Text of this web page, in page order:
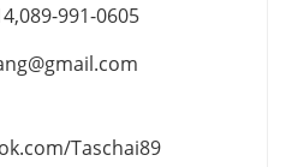
991-0605
Taschai89